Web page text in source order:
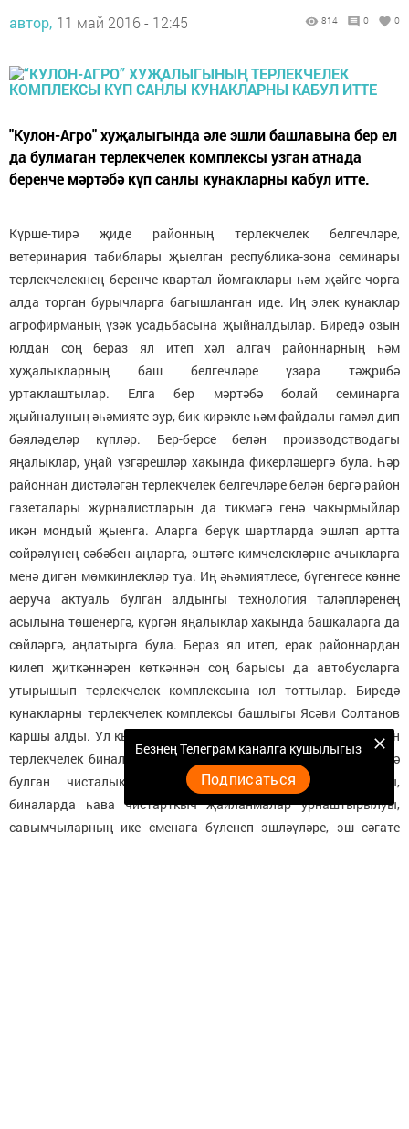
автор, 11 май 2016 - 12:45 814 0 0
"Кулон-Агро" хуҗалыгында әле эшли башлавына бер ел
да булмаган терлекчелек комплексы узган атнада
беренче мәртәбә күп санлы кунакларны кабул итте.
Күрше-тирә җиде районның терлекчелек белгечләре,
ветеринария табиблары җыелган республика-зона семинары
терлекчелекнең беренче квартал йомгаклары һәм җәйге чорга
алда торган бурычларга багышланган иде. Иң элек кунаклар
агрофирманың үзәк усадьбасына җыйналдылар. Биредә озын
юлдан соң бераз ял итеп хәл алгач районнарның һәм
хуҗалыкларның баш белгечләре үзара тәҗрибә
уртаклаштылар. Елга бер мәртәбә болай семинарга
җыйналуның әһәмияте зур, бик кирәкле һәм файдалы гамәл дип
бәяләделәр күпләр. Бер-берсе белән производстводагы
яңалыклар, уңай үзгәрешләр хакында фикерләшергә була. Һәр
районнан дистәләгән терлекчелек белгечләре белән бергә район
газеталары журналистларын да тикмәгә генә чакырмыйлар
икән мондый җыенга. Аларга берүк шартларда эшләп артта
сөйрәлүнең сәбәбен аңларга, эштәге кимчелекләрне ачыкларга
менә дигән мөмкинлекләр туа. Иң әһәмиятлесе, бүгенгесе көнне
аеруча актуаль булган алдынгы технология таләпләренең
асылына төшенергә, күргән яңалыклар хакында башкаларга да
сөйләргә, аңлатырга була. Бераз ял итеп, ерак районнардан
килеп җиткәннәрен көткәннән соң барысы да автобусларга
утырышып терлекчелек комплексына юл тоттылар. Биредә
кунакларны терлекчелек комплексы башлыгы Ясәви Солтанов
каршы алды. Ул кыска гына вакыт эчендә сафка бастырылган
терлекчелек биналары эшчәнлеге белән таныштырды. Биредә
булган чисталыкның ел дәвамында шулай саклануы,
биналарда һава чистарткыч җайланмалар урнаштырылуы,
савымчыларның ике сменага бүленеп эшләүләре, эш сәгате
Безнең Телеграм каналга кушылыгыз
Подписаться